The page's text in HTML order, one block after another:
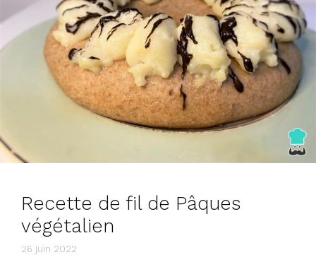
Recette de fil de Pâques
végétalien
26 juin 2022